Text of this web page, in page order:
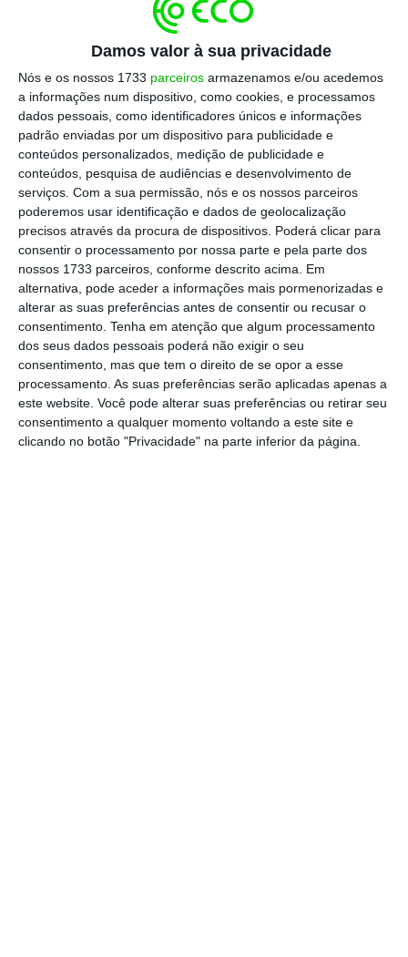
Damos valor à sua privacidade
Nós e os nossos 1733 parceiros armazenamos e/ou acedemos
a informações num dispositivo, como cookies, e processamos
dados pessoais, como identificadores únicos e informações
padrão enviadas por um dispositivo para publicidade e
conteúdos personalizados, medição de publicidade e
conteúdos, pesquisa de audiências e desenvolvimento de
serviços. Com a sua permissão, nós e os nossos parceiros
poderemos usar identificação e dados de geolocalização
precisos através da procura de dispositivos. Poderá clicar para
consentir o processamento por nossa parte e pela parte dos
nossos 1733 parceiros, conforme descrito acima. Em
alternativa, pode aceder a informações mais pormenorizadas e
alterar as suas preferências antes de consentir ou recusar o
consentimento. Tenha em atenção que algum processamento
dos seus dados pessoais poderá não exigir o seu
consentimento, mas que tem o direito de se opor a esse
processamento. As suas preferências serão aplicadas apenas a
este website. Você pode alterar suas preferências ou retirar seu
consentimento a qualquer momento voltando a este site e
clicando no botão "Privacidade" na parte inferior da página.
troca, os Estados Unidos iriam impor tarifas
de 15% sobre a maioria dos produtos da UE.
Quase dez meses após esse acordo-quadro, o
Parlamento Europeu e o Conselho, o órgão
que representa os governos da UE,chegaram
a acordo sobre um texto legislativo, abrindo
caminho para que as reduções de direitos
aduaneiros da UE entrem em vigor com
salvaguardas, caso Trump renuncie ao acordo.
“Congratulo-me com o acordo alcançado pelo
Parlamento Europeu e pelo Conselho sobre a
redução das tarifas aduaneiras para as
exportações industriais dos EUA para a UE.
Isto significa que em breve cumpriremos a
nossa parte da Declaração Conjunta UE-EUA,